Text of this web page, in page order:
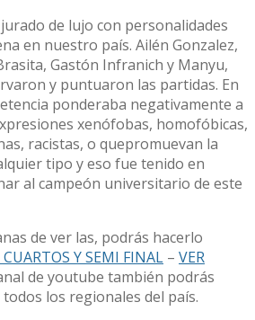
de lujo con personalidades
en nuestro país. Ailén Gonzalez,
Gastón Infranich y Manyu,
y puntuaron las partidas. En
ponderaba negativamente a
xenófobas, homofóbicas,
racistas, o quepromuevan la
tipo y eso fue tenido en
al campeón universitario de este
de ver las, podrás hacerlo
CUARTOS Y SEMI FINAL – VER
de youtube también podrás
los regionales del país.